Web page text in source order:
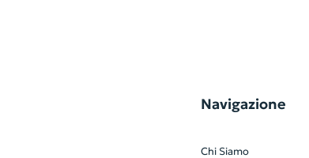
Navigazione
Chi Siamo